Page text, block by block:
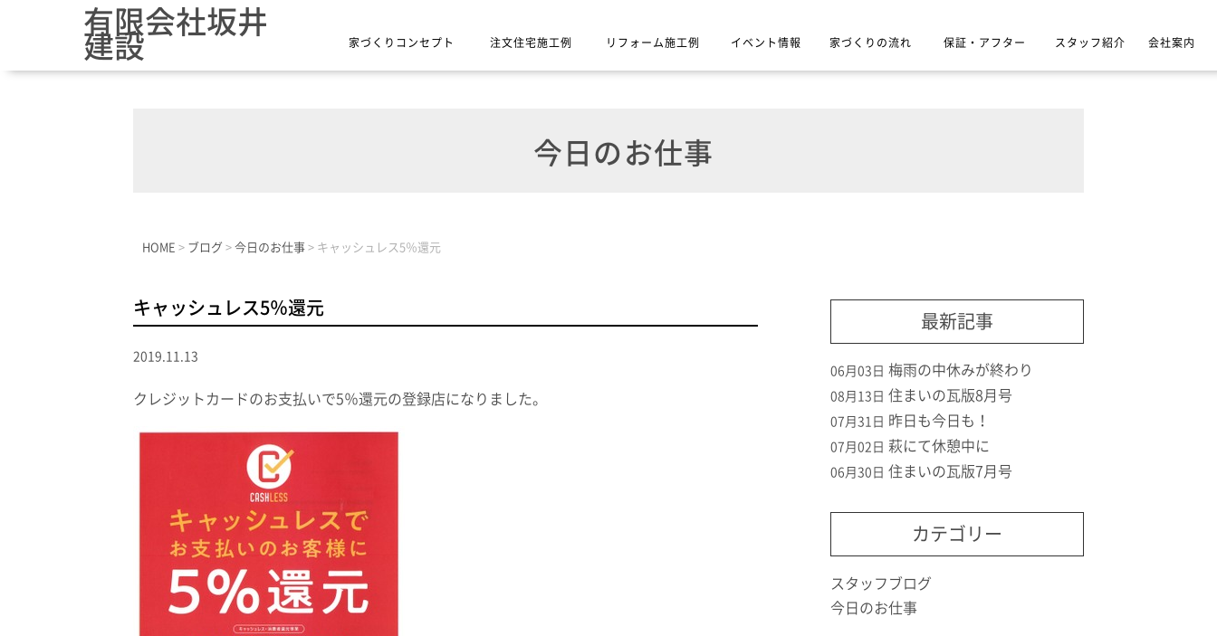
有限会社坂井
建設 家づくりコンセプト 注文住宅施工例 リフォーム施工例 イベント情報 家づくりの流れ 保証・アフター スタッフ紹介 会社案内
今日のお仕事
HOME > ブログ > 今日のお仕事 > キャッシュレス5％還元
キャッシュレス5％還元
2019.11.13
クレジットカードのお支払いで5％還元の登録店になりました。
最新記事
06月03日 梅雨の中休みが終わり
08月13日 住まいの瓦版8月号
07月31日 昨日も今日も！
07月02日 萩にて休憩中に
06月30日 住まいの瓦版7月号
カテゴリー
スタッフブログ
今日のお仕事